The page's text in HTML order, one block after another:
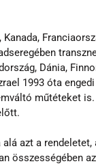
Dánia,
1993 óta
műtéteket
azt a
összességében